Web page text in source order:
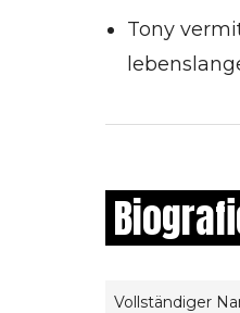
Tony
Vollständiger